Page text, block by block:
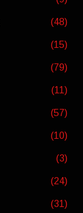
(48)
(15)
(79)
(11)
(57)
(10)
(3)
(24)
(31)